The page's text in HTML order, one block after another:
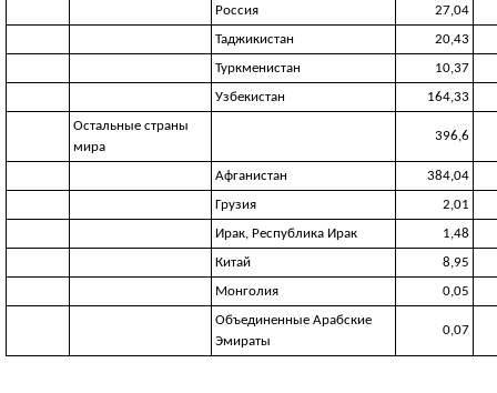
Россия
27,04
Таджикистан
20,43
Туркменистан
10,37
Узбекистан
164,33
Остальные страны
мира
396,6
Афганистан
384,04
Грузия
2,01
Ирак, Республика Ирак
1,48
Китай
8,95
Монголия
0,05
Объединенные Арабские
Эмираты
0,07